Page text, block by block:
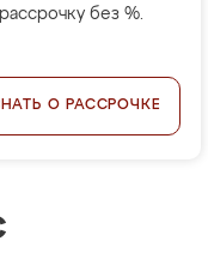
рассрочку без %.
О РАССРОЧКЕ